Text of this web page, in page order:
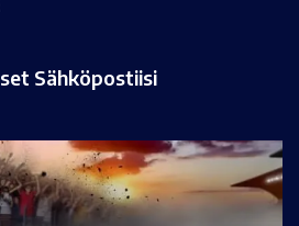
Sähköpostiisi